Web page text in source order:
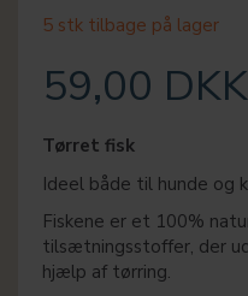
5 stk tilbage på lager
59,00 DKK
Tørret fisk
Ideel både til hunde og
Fiskene er et 100%
tilsætningsstoffer, der
hjælp af tørring.